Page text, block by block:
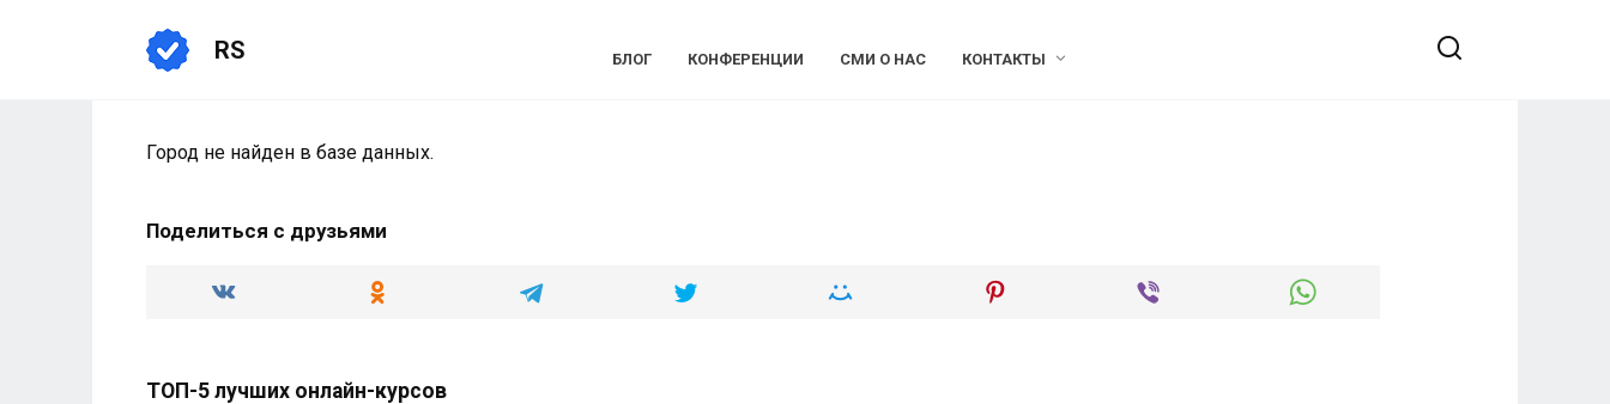
RS БЛОГ КОНФЕРЕНЦИИ СМИ О НАС КОНТАКТЫ
Город не найден в базе данных.
Поделиться с друзьями
ТОП-5 лучших онлайн-курсов